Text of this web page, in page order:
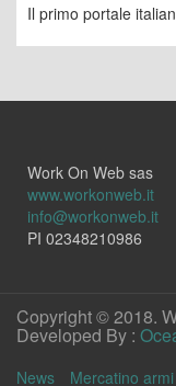
Il primo portale
Work On Web sas
www.workonweb.it
info@workonweb.it
PI 02348210986
Copyright © 2018.
Developed By :
News Mercatino